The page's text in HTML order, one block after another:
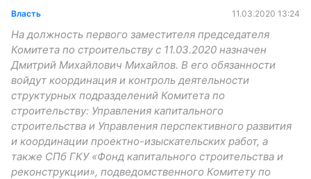
Власть 11.03.2020 13:24
На должность первого заместителя председателя
Комитета по строительству с 11.03.2020 назначен
Дмитрий Михайлович Михайлов. В его обязанности
войдут координация и контроль деятельности
структурных подразделений Комитета по
строительству: Управления капитального
строительства и Управления перспективного развития
и координации проектно-изыскательских работ, а
также СПб ГКУ «Фонд капитального строительства и
реконструкции», подведомственного Комитету по